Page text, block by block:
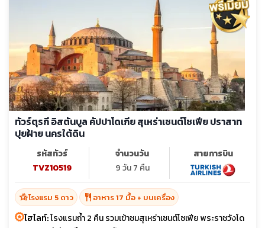
ทัวร์ตุรกี อิสตันบูล คัปปาโดเกีย สุเหร่าเซนต์โซเฟีย ปราสาท
ปุยฝ้าย นครใต้ดิน
รหัสทัวร์
TVZ10519
จำนวนวัน
9 วัน 7 คืน
สายการบิน
hotel_classโรงแรม 5 ดาว restaurant อาหาร 17 มื้อ + บนเครื่อง
ไฮไลท์:โรงแรมถ้ำ 2 คืน รวมเข้าชมสุเหร่าเซนต์โซเฟีย พระราชวังโด